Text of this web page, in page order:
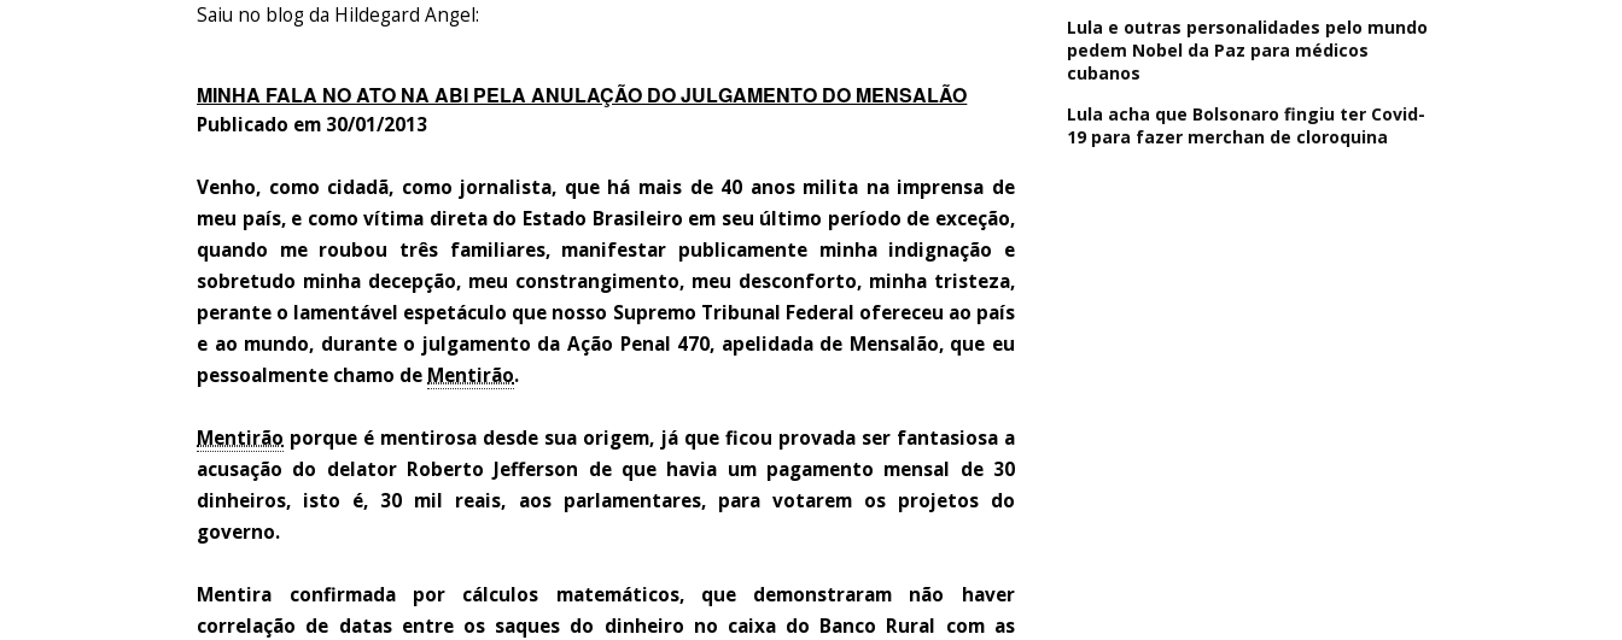
Saiu no blog da Hildegard Angel:
MINHA FALA NO ATO NA ABI PELA ANULAÇÃO DO JULGAMENTO DO MENSALÃO
Publicado em 30/01/2013
Venho, como cidadã, como jornalista, que há mais de 40 anos milita na imprensa de
meu país, e como vítima direta do Estado Brasileiro em seu último período de exceção,
quando me roubou três familiares, manifestar publicamente minha indignação e
sobretudo minha decepção, meu constrangimento, meu desconforto, minha tristeza,
perante o lamentável espetáculo que nosso Supremo Tribunal Federal ofereceu ao país
e ao mundo, durante o julgamento da Ação Penal 470, apelidada de Mensalão, que eu
pessoalmente chamo de Mentirão.
Mentirão porque é mentirosa desde sua origem, já que ficou provada ser fantasiosa a
acusação do delator Roberto Jefferson de que havia um pagamento mensal de 30
dinheiros, isto é, 30 mil reais, aos parlamentares, para votarem os projetos do
governo.
Mentira confirmada por cálculos matemáticos, que demonstraram não haver
correlação de datas entre os saques do dinheiro no caixa do Banco Rural com as
Lula e outras personalidades pelo mundo
pedem Nobel da Paz para médicos
cubanos
Lula acha que Bolsonaro fingiu ter Covid-
19 para fazer merchan de cloroquina